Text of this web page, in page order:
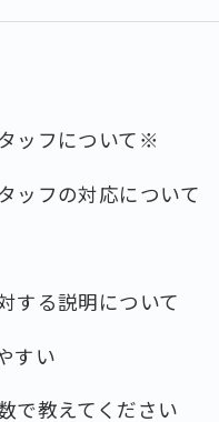
ッフについて※
ッフの対応について
する説明について
すい
で教えてください